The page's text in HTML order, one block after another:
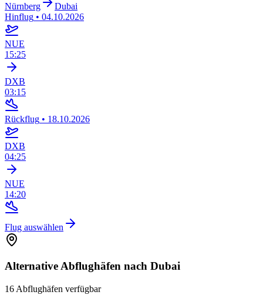
Nürnberg
Dubai
Hinflug • 04.10.2026
NUE
15:25
DXB
03:15
Rückflug • 18.10.2026
DXB
04:25
NUE
14:20
Flug auswählen
Alternative Abflughäfen nach Dubai
16 Abflughäfen verfügbar